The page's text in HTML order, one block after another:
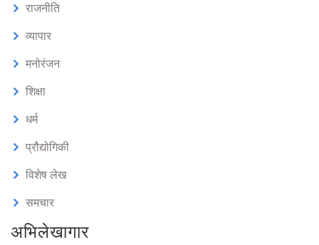
राजनीति
व्यापार
मनोरंजन
शिक्षा
धर्म
प्रौद्योगिकी
विशेष लेख
समचार
अभिलेखागार